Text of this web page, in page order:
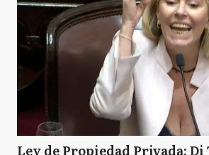
Ley de Propiedad Privada: